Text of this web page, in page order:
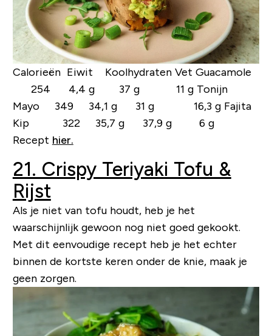
Calorieën Eiwit Koolhydraten Vet Guacamole
254 4,4 g 37 g 11 gTonijn
Mayo 349 34,1 g 31 g 16,3 gFajita
Kip 322 35,7 g 37,9 g 6 g
Recept hier.
21. Crispy Teriyaki Tofu &
Rijst
Als je niet van tofu houdt, heb je het
waarschijnlijk gewoon nog niet goed gekookt.
Met dit eenvoudige recept heb je het echter
binnen de kortste keren onder de knie, maak je
geen zorgen.